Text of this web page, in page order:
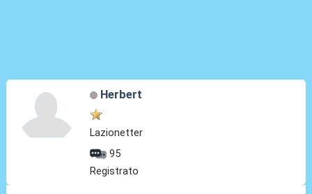
Herbert
Lazionetter
95
Registrato